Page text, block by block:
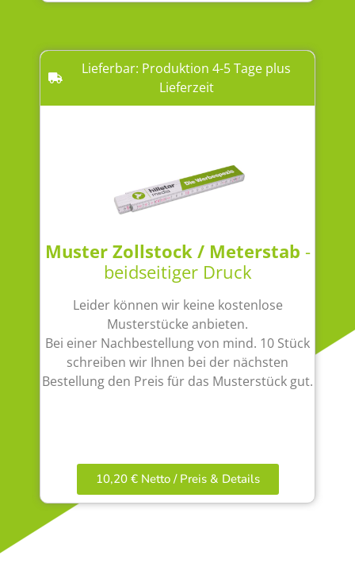
Lieferbar: Produktion 4-5 Tage plus
Lieferzeit
Muster Zollstock / Meterstab -
beidseitiger Druck
Leider können wir keine kostenlose
Musterstücke anbieten.
Bei einer Nachbestellung von mind. 10 Stück
schreiben wir Ihnen bei der nächsten
Bestellung den Preis für das Musterstück gut.
10,20 € Netto / Preis & Details